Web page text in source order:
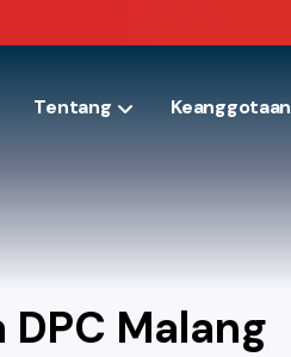
Tentang Keanggotaan
Malang